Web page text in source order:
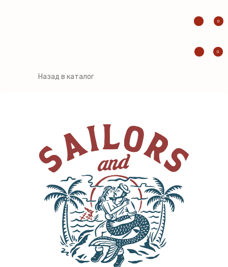
0
0
Назад в каталог